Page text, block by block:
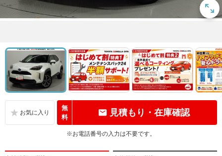
無
料
見積もり・在庫確認
※お電話番号の入力は不要です。